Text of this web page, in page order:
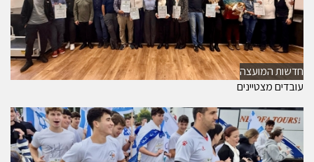
חדשות המועצה
עובדים מצטיינים